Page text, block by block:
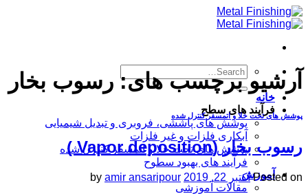
Skip
to
خانه
فرآیند های سطح
پوشش های پاششی، فروبری و تبدیل شیمیایی
آبکاری فلزات و غیر فلزات
پوشش های تحت خلا و اتمسفر کنترل شده
فرآیند های بهبود سطوح
آموزش
مقالات آموزشی
آرشیو برچسب های: رسوب بخار
پوشش های تحت خلا و اتمسفر کنترل شده
رسوب بخار (Vapor deposition )
Posted on اکتبر 22, 2019 by amir ansaripour